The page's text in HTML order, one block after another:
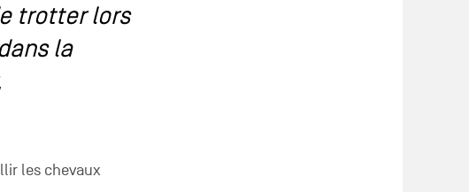
trotter lors
la
les chevaux